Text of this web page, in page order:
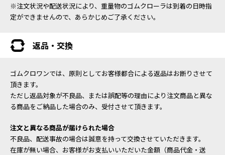
※注文状況や配送状況により、重量物のゴムクローラは到着の日時指
定ができませんので、あらかじめご了承ください。
返品・交換
ゴムクロワンでは、原則としてお客様都合による返品はお断りさせて
頂きます。
ただし返品対象が不良品、または誤配等の理由により注文商品と異な
る商品をご納品した場合のみ、受付させて頂きます。
注文と異なる商品が届けられた場合
不良品、配送事故の場合は誠意を持って交換させていただきます。
在庫が無い場合、お客様がお支払いいただいた金額（商品代金・送